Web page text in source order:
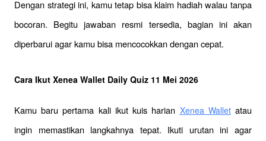
Dengan strategi ini, kamu tetap bisa klaim hadiah walau tanpa
bocoran. Begitu jawaban resmi tersedia, bagian ini akan
diperbarui agar kamu bisa mencocokkan dengan cepat.
Cara Ikut Xenea Wallet Daily Quiz 11 Mei 2026
Kamu baru pertama kali ikut kuis harian Xenea Wallet atau
ingin memastikan langkahnya tepat. Ikuti urutan ini agar